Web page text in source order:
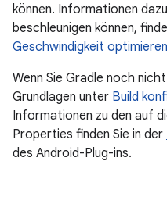
können. Informationen
beschleunigen können,
Geschwindigkeit optimieren
Wenn Sie Gradle noch
Grundlagen unter Build
Informationen zu den auf
Properties finden Sie in der
des Android-Plug-ins.